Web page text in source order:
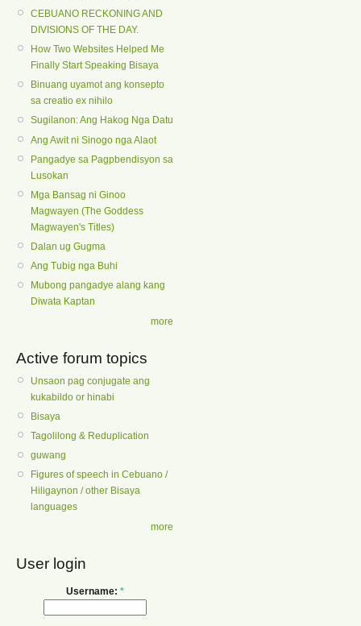
CEBUANO RECKONING AND
DIVISIONS OF THE DAY.
How Two Websites Helped Me
Finally Start Speaking Bisaya
Binuang uyamot ang konsepto
sa creatio ex nihilo
Sugilanon: Ang Hakog Nga Datu
Ang Awit ni Sinogo nga Alaot
Pangadye sa Pagpbendisyon sa
Lusokan
Mga Bansag ni Ginoo
Magwayen (The Goddess
Magwayen's Titles)
Dalan ug Gugma
Ang Tubig nga Buhi
Mubong pangadye alang kang
Diwata Kaptan
more
Active forum topics
Unsaon pag conjugate ang
kukabildo or hinabi
Bisaya
Tagolilong & Reduplication
guwang
Figures of speech in Cebuano /
Hiligaynon / other Bisaya
languages
more
User login
Username: *